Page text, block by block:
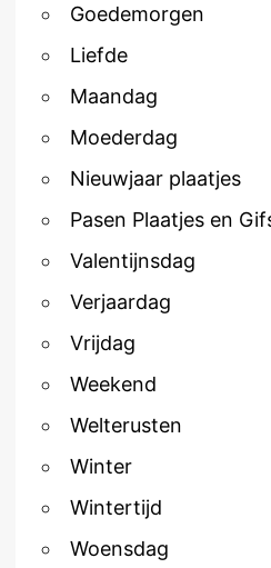
Goedemorgen
Liefde
Maandag
Moederdag
Nieuwjaar plaatjes
Pasen Plaatjes en
Valentijnsdag
Verjaardag
Vrijdag
Weekend
Welterusten
Winter
Wintertijd
Woensdag